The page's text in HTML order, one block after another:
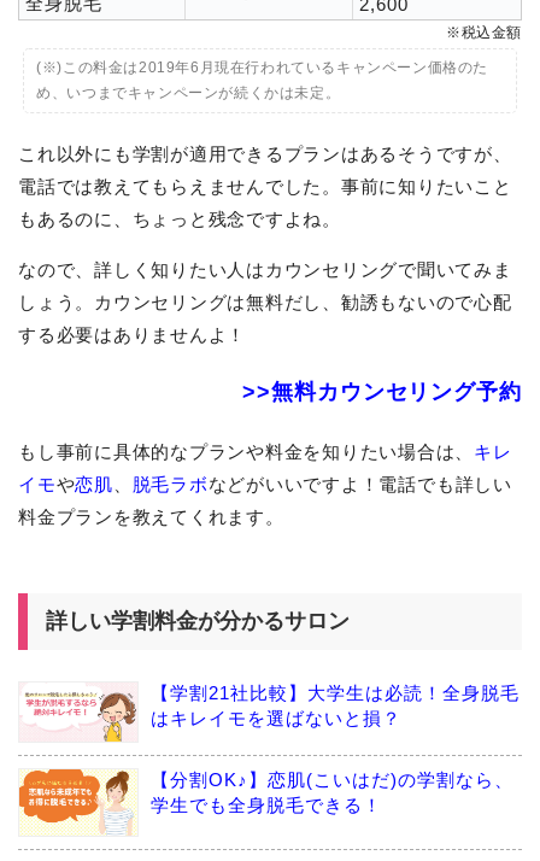
2,600
※税込金額
(※)この料金は2019年6月現在行われているキャンペーン価格のた
め、いつまでキャンペーンが続くかは未定。
これ以外にも学割が適用できるプランはあるそうですが、
電話では教えてもらえませんでした。事前に知りたいこと
もあるのに、ちょっと残念ですよね。
なので、詳しく知りたい人はカウンセリングで聞いてみま
しょう。カウンセリングは無料だし、勧誘もないので心配
する必要はありませんよ！
>>無料カウンセリング予約
もし事前に具体的なプランや料金を知りたい場合は、 キレ
イモや恋肌 脱毛ラボなどがいいですよ！電話でも詳しい
料金プランを教えてくれます。
詳しい学割料金が分かるサロン
【学割21社比較】大学生は必読！全身脱毛
はキレイモを選ばないと損？
【分割OK♪】恋肌(こいはだ)の学割なら、
学生でも全身脱毛できる！